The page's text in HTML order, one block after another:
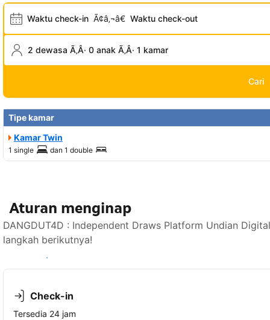
Waktu check-in Ã¢â‚¬â€ Waktu check-out
2 dewasa Ã‚Â· 0 anak Ã‚Â· 1 kamar
Cari
Tipe kamar
Kamar Twin
1 single dan 1 double
Aturan menginap
DANGDUT4D : Independent Draws Platform Undian
langkah berikutnya!
Lihat ketersediaan
Check-in
Tersedia 24 jam